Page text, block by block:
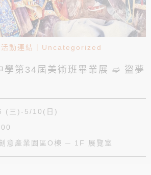
活動連結 Uncategorized
學第34屆美術班畢業展 ➫ 盜夢
(三)-5/10(日)
意產業園區O棟 ─ 1F 展覽室